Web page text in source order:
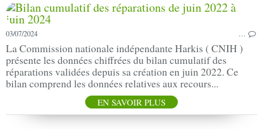
03/07/2024 …
La Commission nationale indépendante Harkis ( CNIH )
présente les données chiffrées du bilan cumulatif des
réparations validées depuis sa création en juin 2022. Ce
bilan comprend les données relatives aux recours...
EN SAVOIR PLUS